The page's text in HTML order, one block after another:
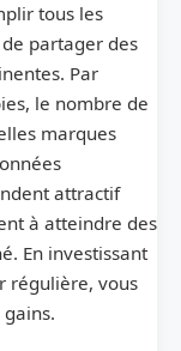
tous les
partager des
Par
le nombre de
marques
attractif
à atteindre des
En investissant
régulière, vous